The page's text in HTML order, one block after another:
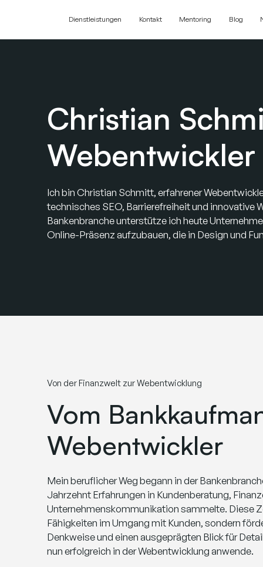
Dienstleistungen Kontakt Mentoring Blog
Christian
Webentwickler
Ich bin Christian Schmitt, erfahrener
technisches SEO, Barrierefreiheit und innovative
Bankenbranche unterstütze ich heute
Online-Präsenz aufzubauen, die in Design und
Von der Finanzwelt zur Webentwicklung
Vom
Webentwickler
Mein beruflicher Weg begann in der
Jahrzehnt Erfahrungen in Kundenberatung,
Unternehmenskommunikation sammelte. Diese
Fähigkeiten im Umgang mit Kunden, sondern
Denkweise und einen ausgeprägten Blick für
nun erfolgreich in der Webentwicklung anwende.